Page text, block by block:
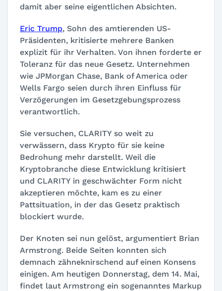
damit aber seine eigentlichen Absichten.
Eric Trump, Sohn des amtierenden US-
Präsidenten, kritisierte mehrere Banken
explizit für ihr Verhalten. Von ihnen forderte er
Toleranz für das neue Gesetz. Unternehmen
wie JPMorgan Chase, Bank of America oder
Wells Fargo seien durch ihren Einfluss für
Verzögerungen im Gesetzgebungsprozess
verantwortlich.
Sie versuchen, CLARITY so weit zu
verwässern, dass Krypto für sie keine
Bedrohung mehr darstellt. Weil die
Kryptobranche diese Entwicklung kritisiert
und CLARITY in geschwächter Form nicht
akzeptieren möchte, kam es zu einer
Pattsituation, in der das Gesetz praktisch
blockiert wurde.
Der Knoten sei nun gelöst, argumentiert Brian
Armstrong. Beide Seiten konnten sich
demnach zähneknirschend auf einen Konsens
einigen. Am heutigen Donnerstag, dem 14. Mai,
findet laut Armstrong ein sogenanntes Markup